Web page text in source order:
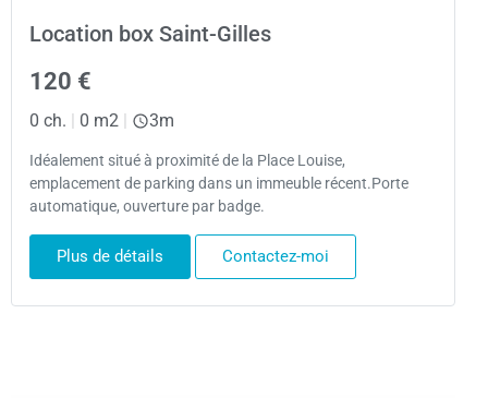
Location box Saint-Gilles
120 €
0 ch. | 0 m2 | 3m
Idéalement situé à proximité de la Place Louise,
emplacement de parking dans un immeuble récent.Porte
automatique, ouverture par badge.
Plus de détails Contactez-moi